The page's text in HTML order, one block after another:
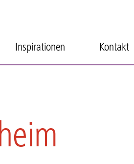
Inspirationen Kontakt